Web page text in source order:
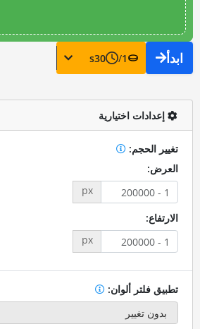
ابدأ 1
/
30
s
إعدادات اختيارية
تغيير الحجم:
العرض:
px
الارتفاع:
px
تطبيق فلتر ألوان: